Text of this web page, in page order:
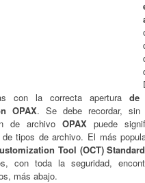
con la correcta apertura de
OPAX. Se debe recordar, sin
de archivo OPAX puede
de tipos de archivo. El más
Tool (OCT)
con toda la seguridad,
más abajo.